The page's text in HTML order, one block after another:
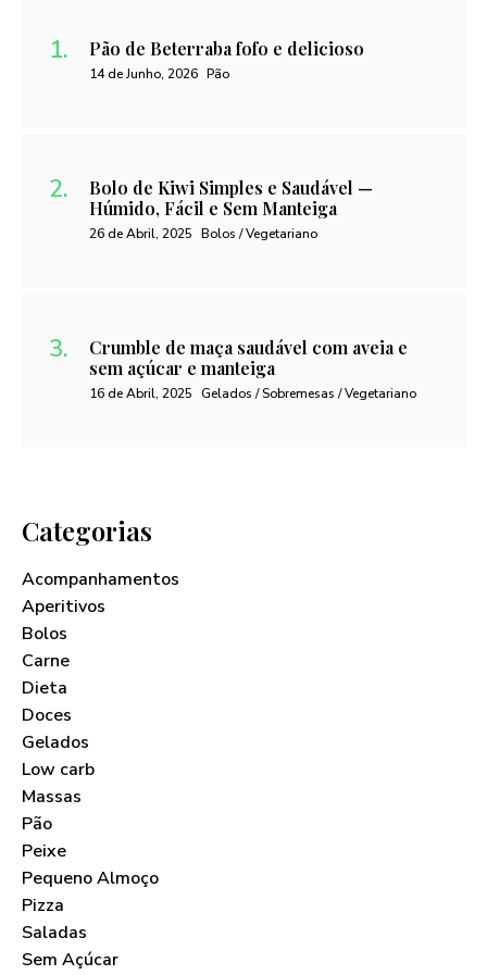
Pão de Beterraba fofo e delicioso
14 de Junho, 2026 Pão
Bolo de Kiwi Simples e Saudável —
Húmido, Fácil e Sem Manteiga
26 de Abril, 2025 Bolos / Vegetariano
Crumble de maça saudável com aveia e
sem açúcar e manteiga
16 de Abril, 2025 Gelados / Sobremesas / Vegetariano
Categorias
Acompanhamentos
Aperitivos
Bolos
Carne
Dieta
Doces
Gelados
Low carb
Massas
Pão
Peixe
Pequeno Almoço
Pizza
Saladas
Sem Açúcar